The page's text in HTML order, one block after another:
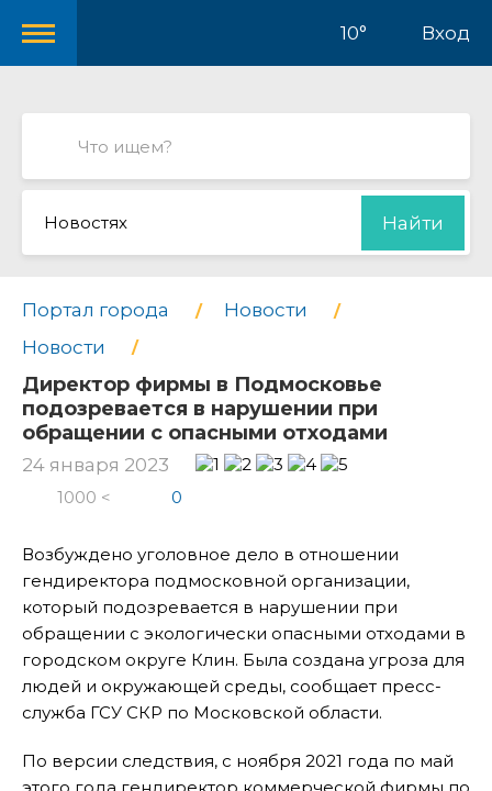
10° Вход
Новостях Найти
Портал города
Новости
Новости
Директор фирмы в Подмосковье
подозревается в нарушении при
обращении с опасными отходами
24 января 2023
1000 < 0
Возбуждено уголовное дело в отношении
гендиректора подмосковной организации,
который подозревается в нарушении при
обращении с экологически опасными отходами в
городском округе Клин. Была создана угроза для
людей и окружающей среды, сообщает пресс-
служба ГСУ СКР по Московской области.
По версии следствия, с ноября 2021 года по май